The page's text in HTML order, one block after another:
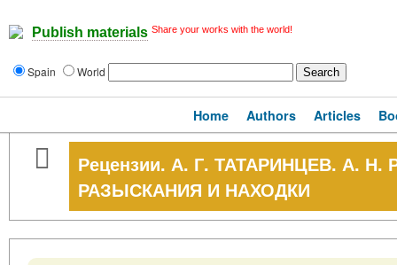
Publish materials Share your works with the world!
Spain World
Home Authors Articles
Рецензии. А. Г. ТАТАРИНЦЕВ. А.
РАЗЫСКАНИЯ И НАХОДКИ